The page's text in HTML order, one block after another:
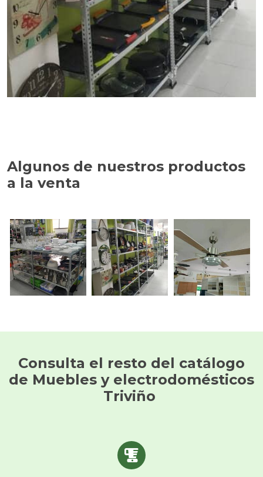
Algunos de nuestros productos
a la venta
Consulta el resto del catálogo
de Muebles y electrodomésticos
Triviño